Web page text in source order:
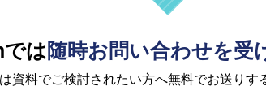
は 随時お問い合わせを受
資料でご検討されたい方へ無料でお送りす